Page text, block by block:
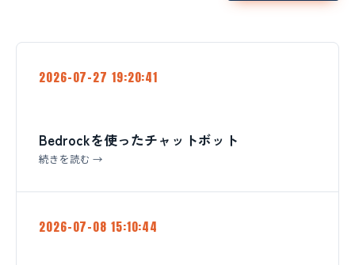
2026-07-27 19:20:41
Bedrockを使ったチャットボット
続きを読む →
2026-07-08 15:10:44